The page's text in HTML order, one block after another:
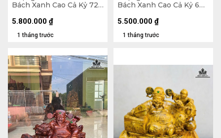
Bách Xanh Cao Cả Kỷ 72
Kỷ Cao 10
1 tháng trước
5.800.000 ₫
Bách Xanh Cao Cả Kỷ 60
Cao 10
1 tháng trước
5.500.000 ₫